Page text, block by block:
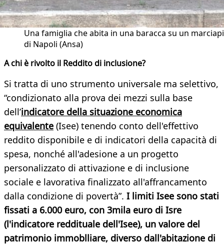
Una famiglia che abita in una baracca su un
di Napoli (Ansa)
A chi è rivolto il Reddito di inclusione?
Si tratta di uno strumento universale ma selettivo,
“condizionato alla prova dei mezzi sulla base
dell’indicatore della situazione economica
equivalente (Isee) tenendo conto dell'effettivo
reddito disponibile e di indicatori della capacità di
spesa, nonché all'adesione a un progetto
personalizzato di attivazione e di inclusione
sociale e lavorativa finalizzato all'affrancamento
dalla condizione di povertà”. I limiti Isee sono stati
fissati a 6.000 euro, con 3mila euro di Isre
(l'indicatore reddituale dell'Isee), un valore del
patrimonio immoblliare, diverso dall'abitazione di